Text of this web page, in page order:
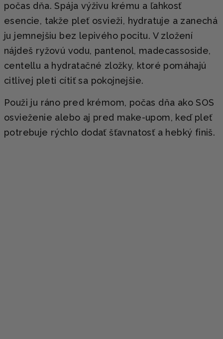
počas dňa. Spája výživu krému a ľahkosť
esencie, takže pleť osvieži, hydratuje a zanechá
ju jemnejšiu bez lepivého pocitu. V zložení
nájdeš ryžovú vodu, pantenol, madecassoside,
centellu a hydratačné zložky, ktoré pomáhajú
citlivej pleti cítiť sa pokojnejšie.
Použi ju ráno pred krémom, počas dňa ako SOS
osvieženie alebo aj pred make-upom, keď pleť
potrebuje rýchlo dodať šťavnatosť a hebký finiš.